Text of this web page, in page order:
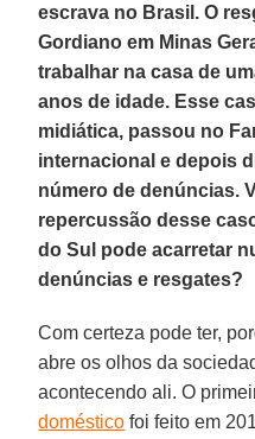
escrava no Brasil. O
Gordiano em Minas
trabalhar na casa de
anos de idade. Esse
midiática, passou no
internacional e depois
número de denúncias.
repercussão desse
do Sul pode acarretar
denúncias e resgates?
Com certeza pode ter,
abre os olhos da
acontecendo ali. O
doméstico foi feito em